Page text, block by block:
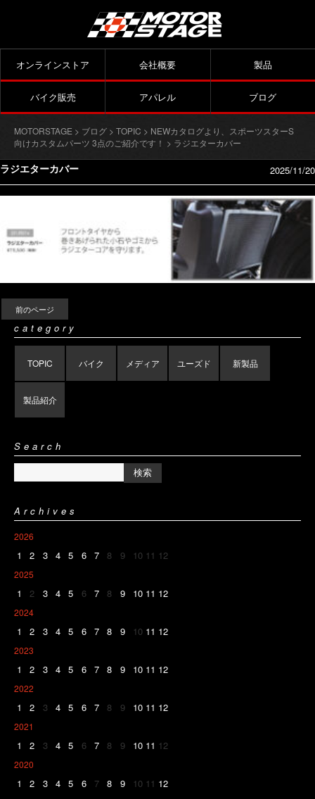
オンラインストア 会社概要 製品
バイク販売 アパレル ブログ
MOTORSTAGE > ブログ > TOPIC > NEWカタログより、スポーツスターS
向けカスタムパーツ 3点のご紹介です！ > ラジエターカバー
ラジエターカバー 2025/11/20
前のページ
category
TOPIC バイク メディア ユーズド 新製品
製品紹介
Search
Archives
2026
1 2 3 4 5 6 7 8 9 10 11 12
2025
1 2 3 4 5 6 7 8 9 10 11 12
2024
1 2 3 4 5 6 7 8 9 10 11 12
2023
1 2 3 4 5 6 7 8 9 10 11 12
2022
1 2 3 4 5 6 7 8 9 10 11 12
2021
1 2 3 4 5 6 7 8 9 10 11 12
2020
1 2 3 4 5 6 7 8 9 10 11 12